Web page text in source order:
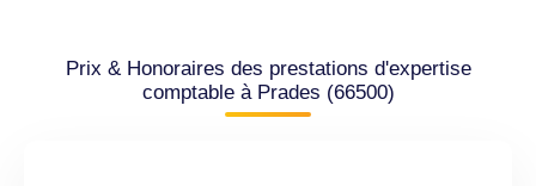
Prix & Honoraires des prestations d'expertise
comptable à Prades (66500)